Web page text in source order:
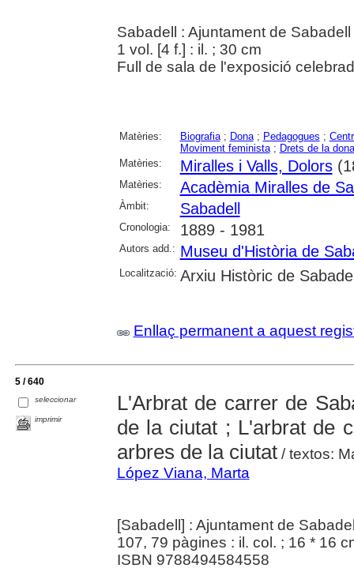
Sabadell : Ajuntament de
1 vol. [4 f.] : il. ; 30 cm
Full de sala de l'exposició
Matèries: Biografia; Dona; Pedagogues ;
Moviment feminista; Drets de la dona
Matèries:
Miralles i Valls, Dolors
Matèries: Acadèmia Miralles de
Àmbit: Sabadell
Cronologia: 1889 - 1981
Autors add.: Museu d'Història de
Localització: Arxiu Històric de
Enllaç permanent a aquest
5 / 640
seleccionar
imprimir
L'Arbrat de carrer de
de la ciutat ; L'arbrat de
arbres de la ciutat/ textos:
López Viana, Marta
[Sabadell] : Ajuntament de
107, 79 pàgines : il. col. ; 16 * 16
ISBN 9788494584558